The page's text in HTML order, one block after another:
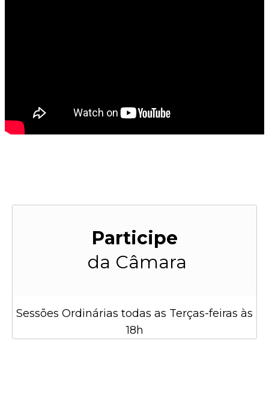
Participe
da Câmara
Sessões Ordinárias todas as Terças-feiras às
18h